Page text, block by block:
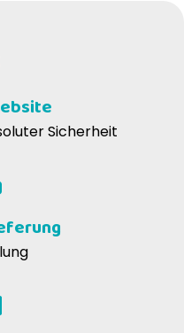
Sicherheit